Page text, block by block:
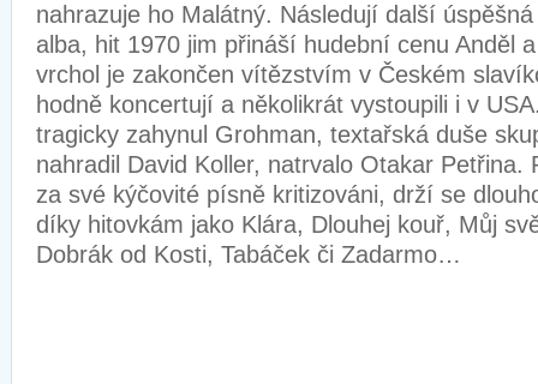
nahrazuje ho Malátný. Následují další
alba, hit 1970 jim přináší hudební cenu Anděl
vrchol je zakončen vítězstvím v Českém
hodně koncertují a několikrát vystoupili i v
tragicky zahynul Grohman, textařská duše
nahradil David Koller, natrvalo Otakar Petřina.
za své kýčovité písně kritizováni, drží se
díky hitovkám jako Klára, Dlouhej kouř, Můj
Dobrák od Kosti, Tabáček či Zadarmo…